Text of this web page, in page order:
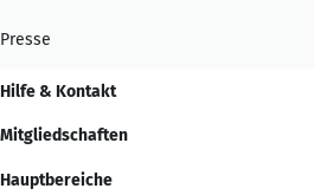
Presse
Hilfe & Kontakt
Mitgliedschaften
Hauptbereiche